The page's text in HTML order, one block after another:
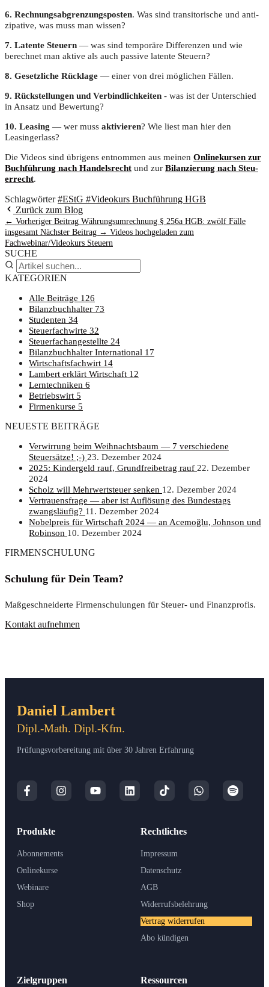
6. Rech­nungs­ab­gren­zungs­pos­ten. Was sind tran­si­to­ri­sche und anti­
zi­pa­ti­ve, was muss man wissen?
7. Laten­te Steu­ern — was sind tem­po­rä­re Dif­fe­ren­zen und wie
berech­net man akti­ve als auch pas­si­ve laten­te Steuern?
8. Gesetz­li­che Rück­la­ge — einer von drei mög­li­chen Fällen.
9. Rück­stel­lun­gen und Ver­bind­lich­kei­ten - was ist der Unter­schied
in Ansatz und Bewertung?
10. Lea­sing — wer muss akti­vie­ren? Wie liest man hier den
Leasingerlass?
Die Vide­os sind übri­gens ent­nom­men aus mei­nen Online­kur­sen zur
Buch­füh­rung nach Han­dels­recht und zur Bilan­zie­rung nach Steu­
er­recht.
Schlagwörter #EStG #Videokurs Buchführung HGB
Zurück zum Blog
← Vorheriger Beitrag Wäh­rungs­um­rech­nung § 256a HGB: zwölf Fäl­le
insgesamt Nächster Beitrag → Vide­os hoch­ge­la­den zum
Fachwebinar/Videokurs Steuern
SUCHE
KATEGORIEN
Alle Beiträge 126
Bilanzbuchhalter 73
Studenten 34
Steuerfachwirte 32
Steuerfachangestellte 24
Bilanzbuchhalter International 17
Wirtschaftsfachwirt 14
Lambert erklärt Wirtschaft 12
Lerntechniken 6
Betriebswirt 5
Firmenkurse 5
NEUESTE BEITRÄGE
Ver­wir­rung beim Weih­nachts­baum — 7 ver­schie­de­ne
Steuersätze! ;-) 23. Dezember 2024
2025: Kin­der­geld rauf, Grund­frei­be­trag rauf 22. Dezember
2024
Scholz will Mehr­wert­steu­er senken 12. Dezember 2024
Ver­trau­ens­fra­ge — aber ist Auf­lö­sung des Bun­des­tags
zwangsläufig? 11. Dezember 2024
Nobel­preis für Wirt­schaft 2024 — an Ace­moğ­lu, John­son und
Robinson 10. Dezember 2024
FIRMENSCHULUNG
Schulung für Dein Team?
Maßgeschneiderte Firmenschulungen für Steuer- und Finanzprofis.
Kontakt aufnehmen
Daniel Lambert
Dipl.-Math. Dipl.-Kfm.
Prüfungsvorbereitung mit über 30 Jahren Erfahrung
Produkte
Abonnements
Onlinekurse
Webinare
Shop
Zielgruppen Ressourcen
Rechtliches
Impressum
Datenschutz
AGB
Widerrufsbelehrung
Vertrag widerrufen
Abo kündigen